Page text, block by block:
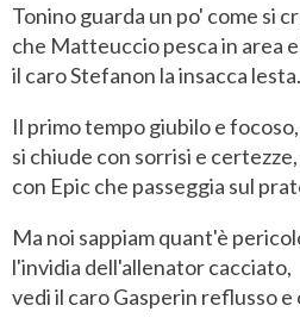
Tonino guarda un po' come si
che Matteuccio pesca in area
il caro Stefanon la insacca lesta.
Il primo tempo giubilo e focoso,
si chiude con sorrisi e certezze,
con Epic che passeggia sul
Ma noi sappiam quant'è
l'invidia dell'allenator cacciato,
vedi il caro Gasperin reflusso e